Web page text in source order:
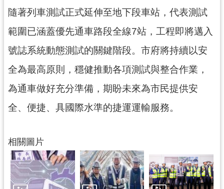
安
全
策
政
府
網
站
開
放
宣
告
隨著列車測試正式延伸至地下段車站，代表測試
範圍已涵蓋優先通車路段全線7站，工程即將邁入
號誌系統動態測試的關鍵階段。市府將持續以安
全為最高原則，穩健推動各項測試與整合作業，
為通車做好充分準備，期盼未來為市民提供安
全、便捷、具國際水準的捷運運輸服務。
相關圖片